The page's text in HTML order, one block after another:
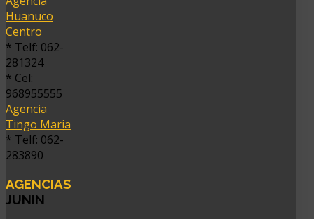
Huanuco
Centro
* Telf: 062-
281324
* Cel:
968955555
Agencia
Tingo Maria
* Telf: 062-
283890
AGENCIAS
JUNIN